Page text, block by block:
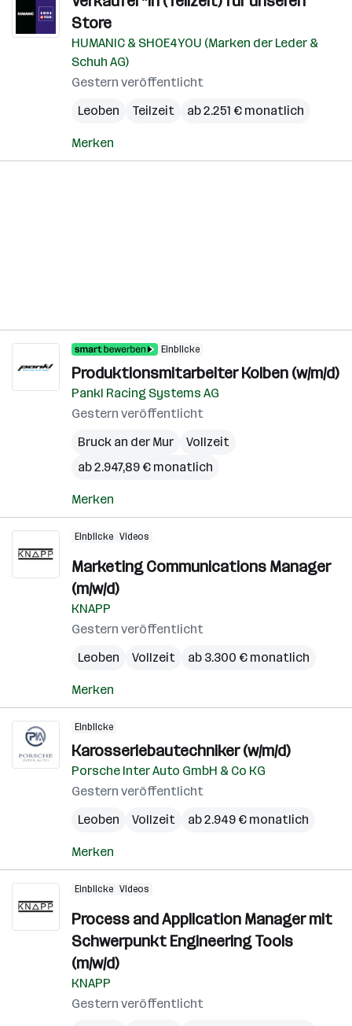
Store
HUMANIC & SHOE4YOU (Marken der Leder &
Schuh AG)
Gestern veröffentlicht
Leoben
Teilzeit ab 2.251 € monatlich
Merken
Einblicke
Produktionsmitarbeiter Kolben (w/m/d)
Pankl Racing Systems AG
Gestern veröffentlicht
Bruck an der Mur
Vollzeit
ab 2.947,89 € monatlich
Merken
Einblicke Videos
Marketing Communications Manager
(m/w/d)
KNAPP
Gestern veröffentlicht
Leoben
Vollzeit ab 3.300 € monatlich
Merken
Einblicke
Karosseriebautechniker (w/m/d)
Porsche Inter Auto GmbH & Co KG
Gestern veröffentlicht
Leoben
Vollzeit ab 2.949 € monatlich
Merken
Einblicke Videos
Process and Application Manager mit
Schwerpunkt Engineering Tools
(m/w/d)
KNAPP
Gestern veröffentlicht